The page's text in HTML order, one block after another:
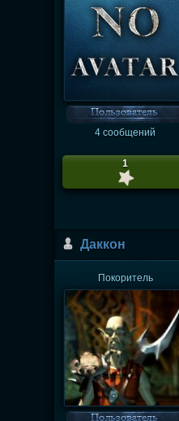
4 сообщений
1
Даккон
Покоритель